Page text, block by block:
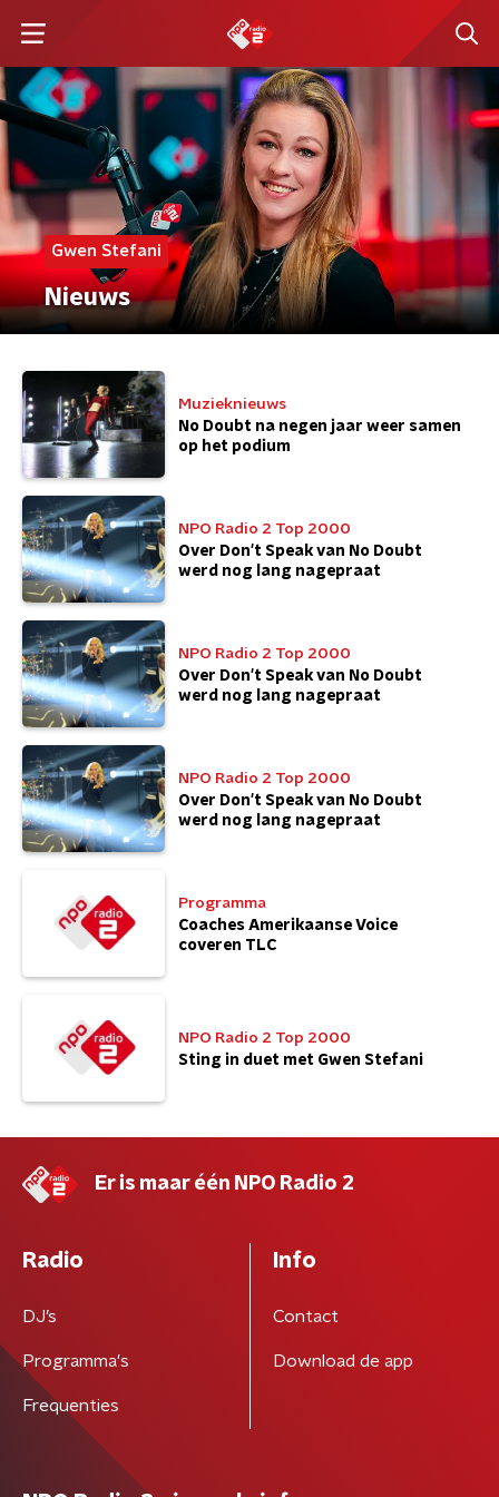
Gwen Stefani
Nieuws
Muzieknieuws
No Doubt na negen jaar weer samen
op het podium
NPO Radio 2 Top 2000
Over Don't Speak van No Doubt
werd nog lang nagepraat
NPO Radio 2 Top 2000
Over Don't Speak van No Doubt
werd nog lang nagepraat
NPO Radio 2 Top 2000
Over Don't Speak van No Doubt
werd nog lang nagepraat
Programma
Coaches Amerikaanse Voice
coveren TLC
NPO Radio 2 Top 2000
Sting in duet met Gwen Stefani
Er is maar één NPO Radio 2
Radio
DJ’s
Programma's
Frequenties
Info
Contact
Download de app